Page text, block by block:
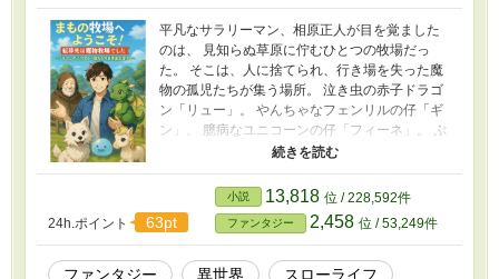
平凡なサラリーマン、相原正人が目を覚ました
のは、 見知らぬ草原に佇むひとつの牧場だっ
た。 そこは、人に捨てられ、行き場を失った魔
物の孤児たちが集う場所。 泣き虫の赤子ドラゴ
ン「リュー」。 やんちゃなフェンリルの仔「ギ
ン」。 臆病なユニコーンの仔「フィーネ」。 ぷ
るぷる働き者のスライム「モチョ」。 彼らを
者から届く。 けれど正人は誓う。 ――この子た
ちは、ただの“危険”なんかじゃない。 ――ここ
は、家族の居場所だ。 癒やしのスキル【癒やし
の手】を頼りに、 命を守り、日々を紡ぎ、 “人と
魔物が共に生きる未来”を探していく。 ◇ 🐉 癒
24h.ポイント 63pt
小説 13,818 位 / 228,592件
ファンタジー 2,458 位 / 53,249件
ファンタジー 異世界
スローライフ